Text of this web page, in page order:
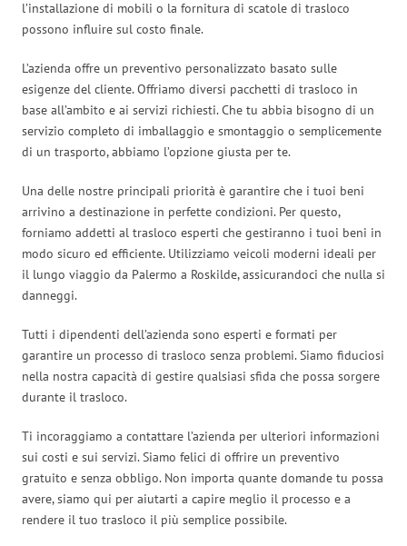
l’installazione di mobili o la fornitura di scatole di trasloco
possono influire sul costo finale.
L’azienda offre un preventivo personalizzato basato sulle
esigenze del cliente. Offriamo diversi pacchetti di trasloco in
base all’ambito e ai servizi richiesti. Che tu abbia bisogno di un
servizio completo di imballaggio e smontaggio o semplicemente
di un trasporto, abbiamo l’opzione giusta per te.
Una delle nostre principali priorità è garantire che i tuoi beni
arrivino a destinazione in perfette condizioni. Per questo,
forniamo addetti al trasloco esperti che gestiranno i tuoi beni in
modo sicuro ed efficiente. Utilizziamo veicoli moderni ideali per
il lungo viaggio da Palermo a Roskilde, assicurandoci che nulla si
danneggi.
Tutti i dipendenti dell’azienda sono esperti e formati per
garantire un processo di trasloco senza problemi. Siamo fiduciosi
nella nostra capacità di gestire qualsiasi sfida che possa sorgere
durante il trasloco.
Ti incoraggiamo a contattare l’azienda per ulteriori informazioni
sui costi e sui servizi. Siamo felici di offrire un preventivo
gratuito e senza obbligo. Non importa quante domande tu possa
avere, siamo qui per aiutarti a capire meglio il processo e a
rendere il tuo trasloco il più semplice possibile.